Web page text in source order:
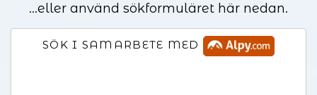
...eller använd sökformuläret här nedan.
SÖK I SAMARBETE MED